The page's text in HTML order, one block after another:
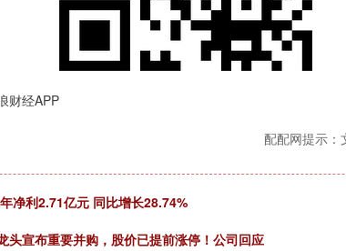
财经APP
配配网提示：
净利2.71亿元 同比增长28.74%
头宣布重要并购，股价已提前涨停！公司回应